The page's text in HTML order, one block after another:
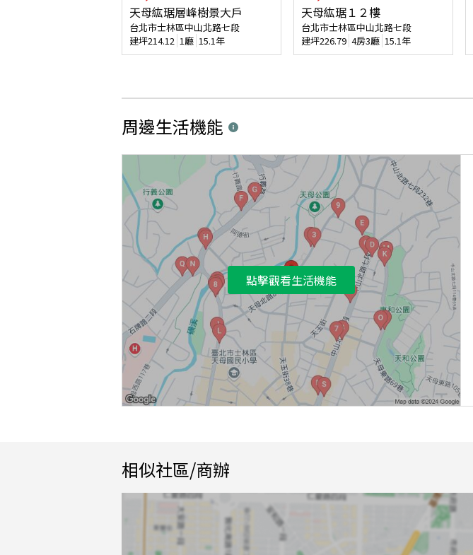
天母紘琚層峰樹景大戶
台北市士林區中山北路七段
建坪214.12 1廳 15.1年
天母紘琚１２樓
台北市士林區中山北路七段
建坪226.79 4房3廳 15.1年
周邊生活機能
點擊觀看生活機能
相似社區/商辦